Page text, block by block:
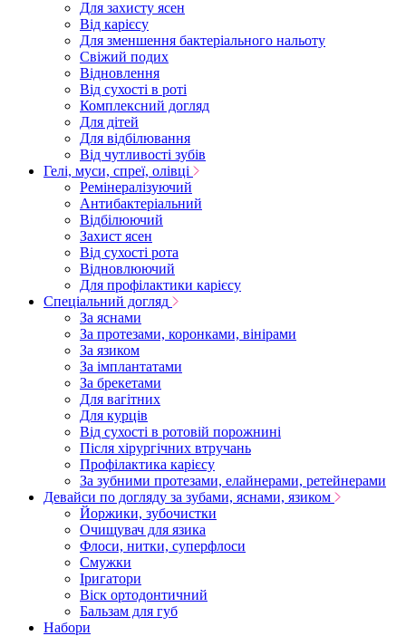
Для захисту ясен
Від карієсу
Для зменшення бактеріального нальоту
Свіжий подих
Відновлення
Від сухості в роті
Комплексний догляд
Для дітей
Для відбілювання
Від чутливості зубів
Гелі, муси, спреї, олівці
Ремінералізуючий
Антибактеріальний
Відбілюючий
Захист ясен
Від сухості рота
Відновлюючий
Для профілактики карієсу
Спеціальний догляд
За яснами
За протезами, коронками, вінірами
За язиком
За імплантатами
За брекетами
Для вагітних
Для курців
Від сухості в ротовій порожнині
Після хірургічних втручань
Профілактика карієсу
За зубними протезами, елайнерами, ретейнерами
Девайси по догляду за зубами, яснами, язиком
Йоржики, зубочистки
Очищувач для язика
Флоси, нитки, суперфлоси
Смужки
Іригатори
Віск ортодонтичний
Бальзам для губ
Набори